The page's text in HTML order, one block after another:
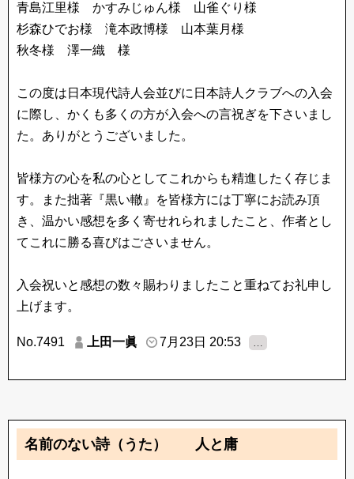
青島江里様 かすみじゅん様 山雀ぐり様
杉森ひでお様 滝本政博様 山本葉月様
秋冬様 澤一織 様
この度は日本現代詩人会並びに日本詩人クラブへの入会
に際し、かくも多くの方が入会への言祝ぎを下さいまし
た。ありがとうございました。
皆様方の心を私の心としてこれからも精進したく存じま
す。また拙著『黒い轍』を皆様方には丁寧にお読み頂
き、温かい感想を多く寄せれられましたこと、作者とし
てこれに勝る喜びはごさいません。
入会祝いと感想の数々賜わりましたこと重ねてお礼申し
上げます。
No.7491 上田一眞 7月23日 20:53
名前のない詩（うた） 人と庸